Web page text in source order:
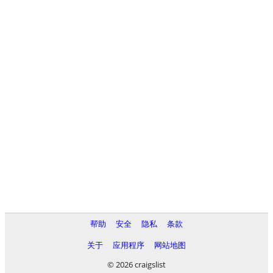
帮助 安全 隐私
条款
关于
应用程序
网站地图
© 2026 craigslist